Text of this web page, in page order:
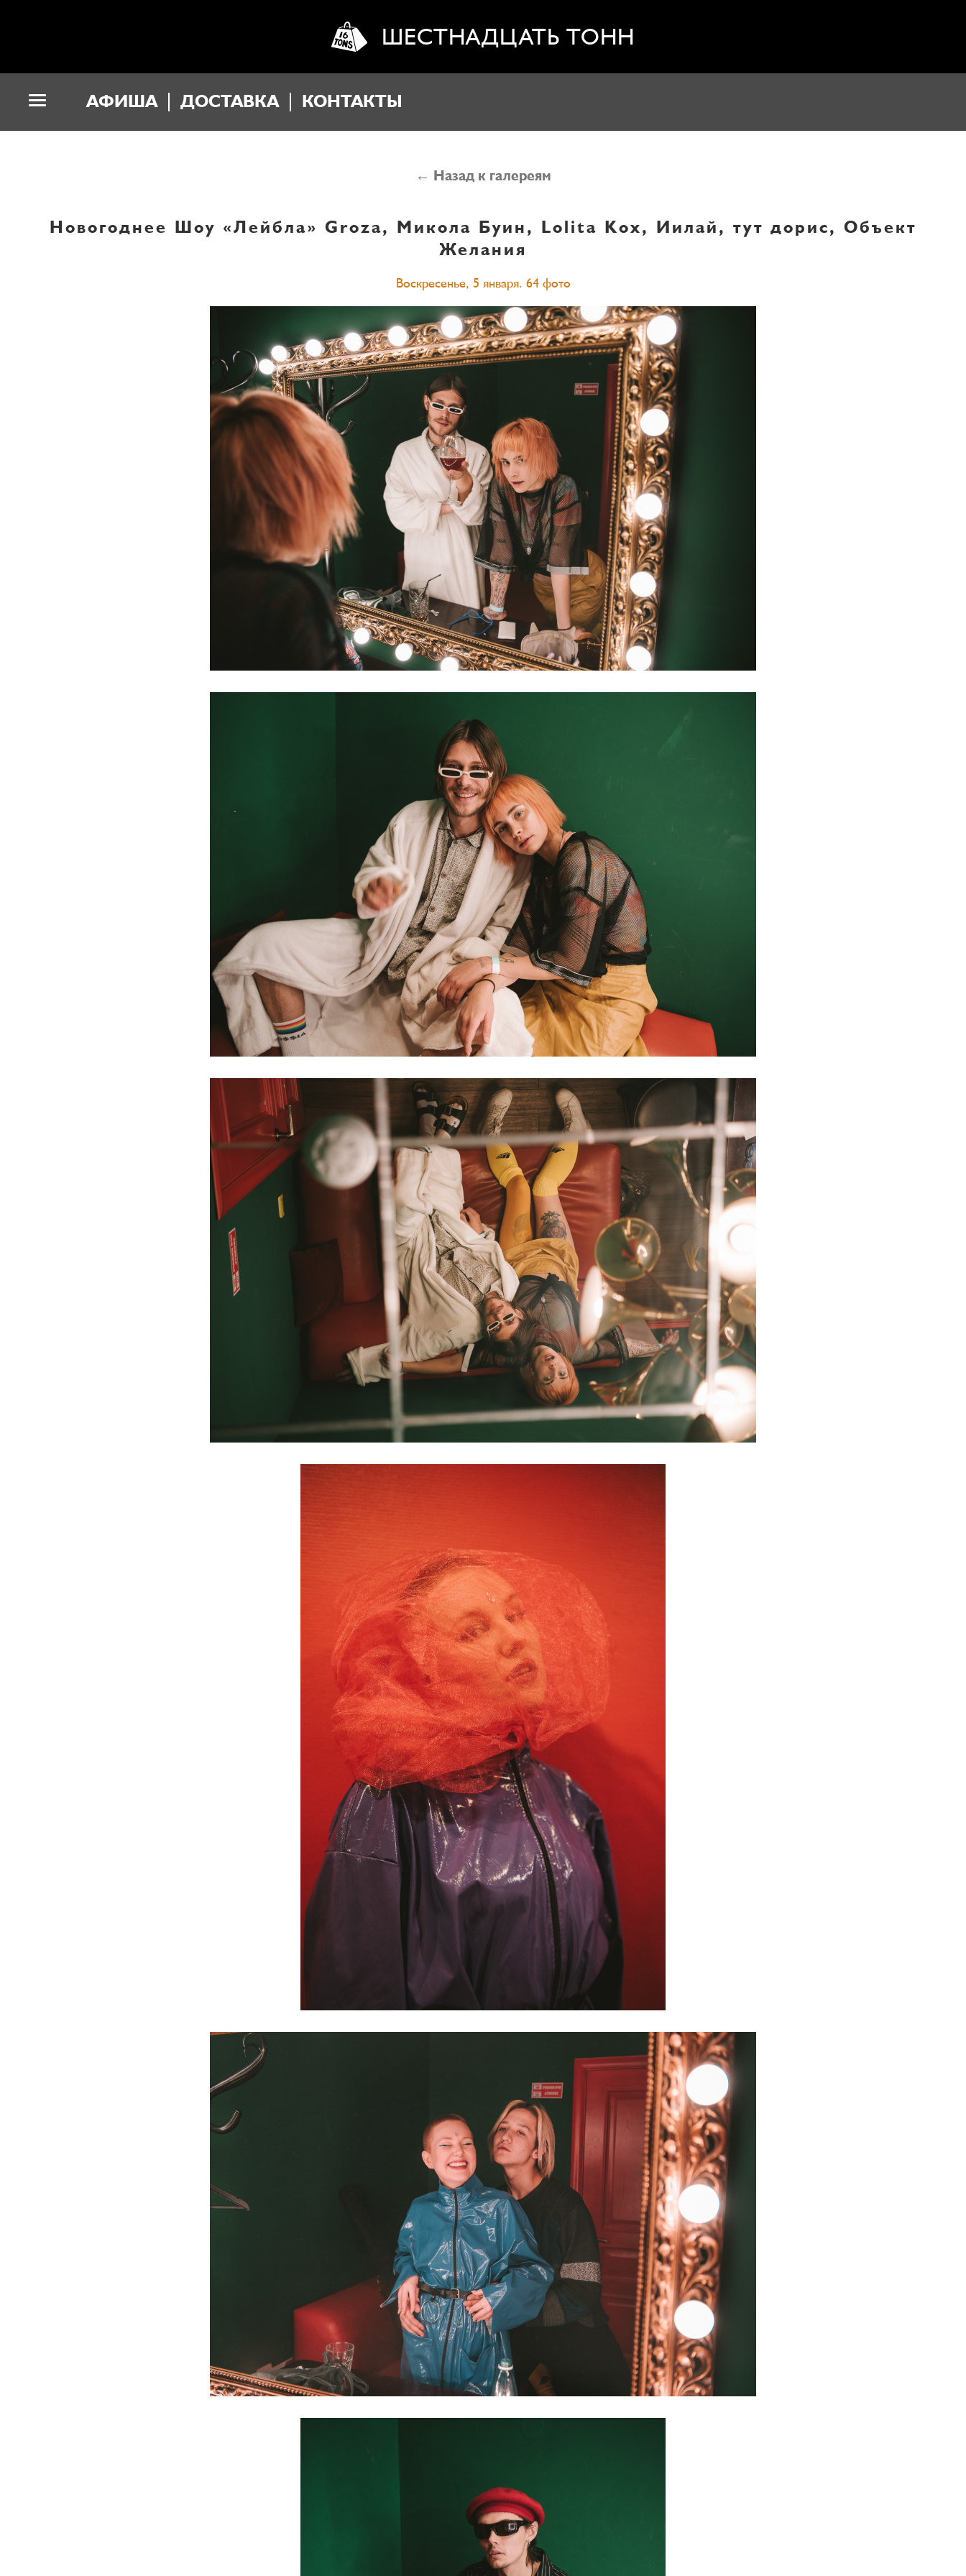
ШЕСТНАДЦАТЬ ТОНН
АФИША ДОСТАВКА КОНТАКТЫ
← Назад к галереям
Новогоднее Шоу «Лейбла» Groza, Микола Буин, Lolita Kox, Иилай, тут дорис, Объект
Желания
Воскресенье, 5 января. 64 фото